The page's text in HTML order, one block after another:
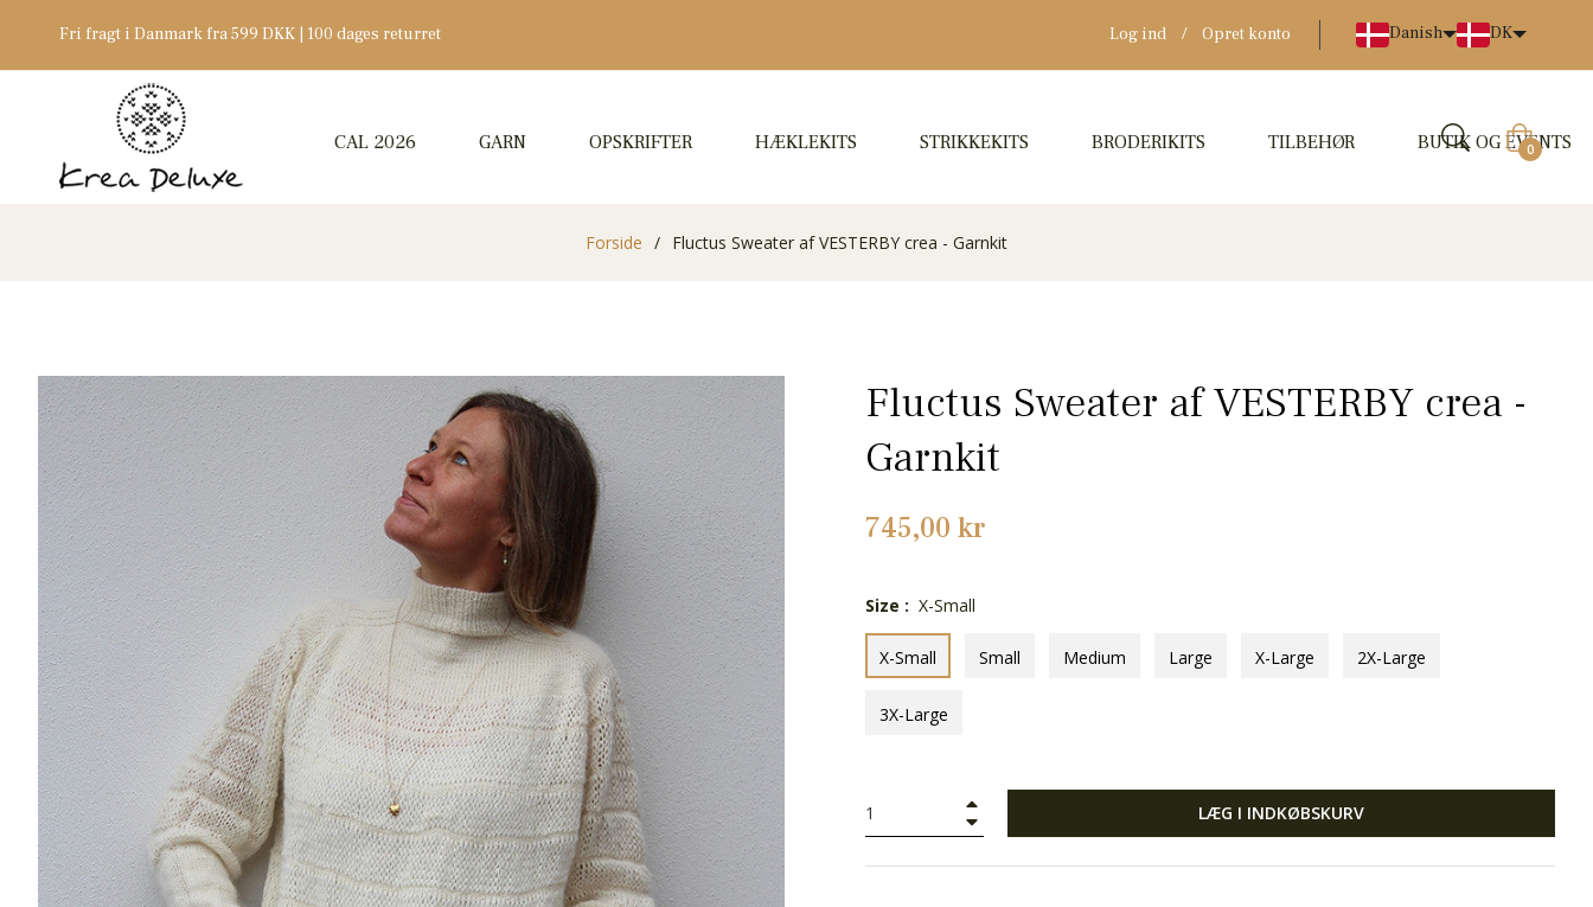
Fri fragt i Danmark fra 599 DKK | 100 dages returret Log ind / Opret konto Danish DK
CAL 2026 GARN OPSKRIFTER HÆKLEKITS STRIKKEKITS BRODERIKITS TILBEHØR BUTIK OG EVENTS
0
Forside / Fluctus Sweater af VESTERBY crea - Garnkit
Fluctus Sweater af VESTERBY crea -
Garnkit
Normalpris
745,00 kr
Size : X-Small
X-Small Small Medium Large X-Large 2X-Large
3X-Large
LÆG I INDKØBSKURV